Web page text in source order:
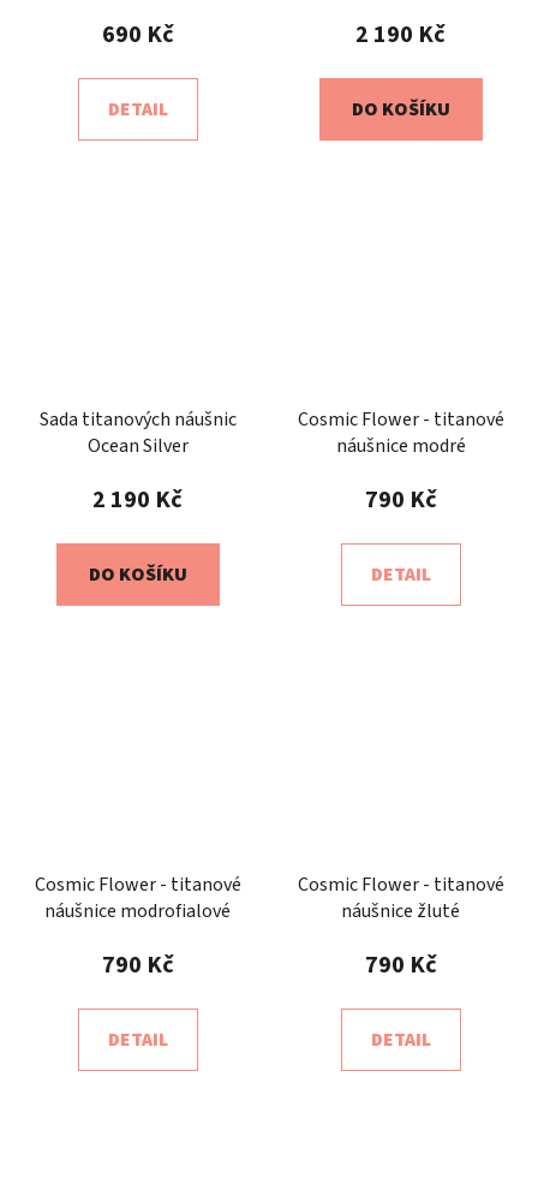
690 Kč
DETAIL
2 190 Kč
DO KOŠÍKU
Sada titanových náušnic
Ocean Silver
2 190 Kč
DO KOŠÍKU
Cosmic Flower - titanové
náušnice modré
790 Kč
DETAIL
Cosmic Flower - titanové
náušnice modrofialové
790 Kč
DETAIL
Cosmic Flower - titanové
náušnice žluté
790 Kč
DETAIL